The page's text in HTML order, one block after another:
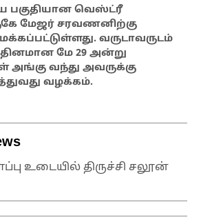
பகுதியான வெஸ்ட்ரீ
மேஜர் சரவணனிற்கு
வருடாவருடம்
மே 29 அன்று
அங்கு வந்து அவருக்கு
வழக்கம்.
சலூன்